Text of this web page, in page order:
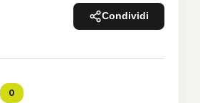
Condividi
0